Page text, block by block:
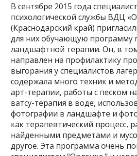
В сентябре 2015 года
психологической службы ВДЦ
(Краснодарский край)
для них обучающую программу
ландшафтной терапии. Он, в
направлен на профилактику
выгорания у специалистов
содержала много техник и
арт-терапии, работы с песком
ватсу-терапия в воде,
фотографии в ландшафте и
как терапевтический процесс,
найденными предметами и
другое. Эта программа очень